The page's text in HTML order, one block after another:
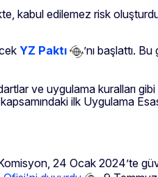
kabul edilemez risk
YZ Paktı
’nı başlattı.
ve uygulama kuralları
ilk Uygulama
24 Ocak 2024’te